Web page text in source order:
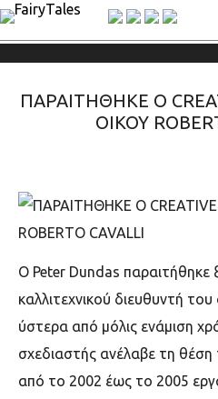
ΠΑΡΑΙΤΗΘΗΚΕ Ο
ΟΙΚΟΥ
Ο Peter Dundas παραιτήθηκε
καλλιτεχνικού διευθυντή του
ύστερα από μόλις ενάμιση
σχεδιαστής ανέλαβε τη
από το 2002 έως το 2005